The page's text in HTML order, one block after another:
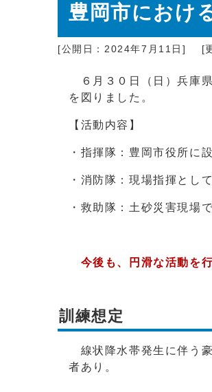
豊岡市におけ
[公開日：2024年7月11日] [
６月３０日（日）兵庫
を図りました。
【活動内容】
・指揮隊：豊岡市役所に
・消防隊：現場指揮とし
・救助隊：土砂災害現場
今後も、円滑な活動を
訓練想定
線状降水帯発生に伴う
者あり。